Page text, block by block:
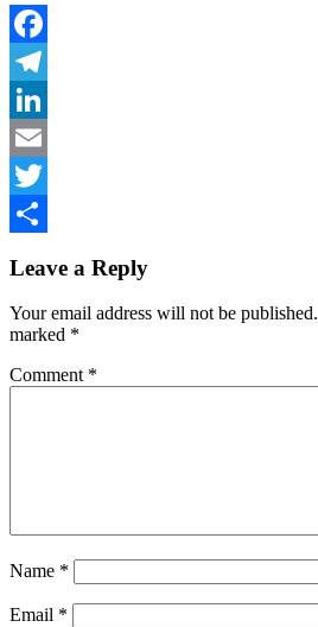
Facebook
Telegram
LinkedIn
Email
Twitter
Leave a Reply
Your email address will not be published.
marked *
Comment *
Name *
Email *